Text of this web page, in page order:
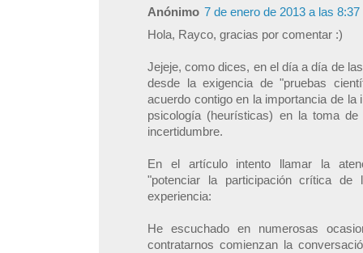
Anónimo 7 de enero de 2013 a las 8:37
Hola, Rayco, gracias por comentar :)
Jejeje, como dices, en el día a día de
desde la exigencia de "pruebas
acuerdo contigo en la importancia de
psicología (heurísticas) en la toma
incertidumbre.
En el artículo intento llamar la
"potenciar la participación crítica
experiencia:
He escuchado en numerosas
contratarnos comienzan la